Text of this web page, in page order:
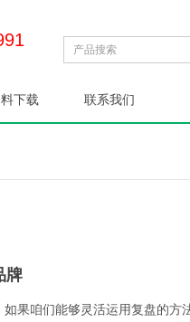
下载 联系我们
牌
果咱们能够灵活运用复盘的方